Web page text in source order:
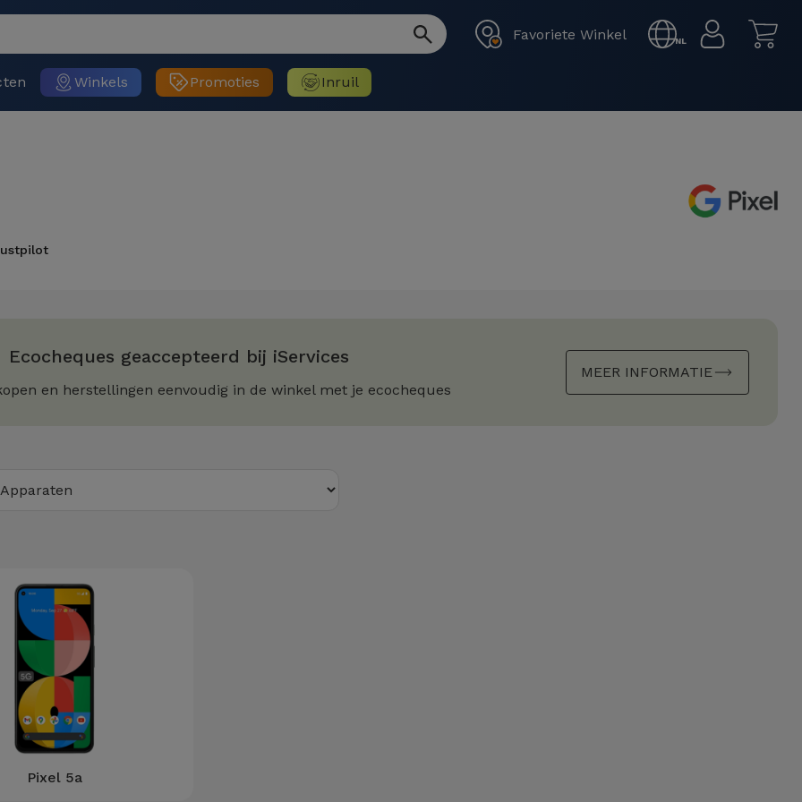
Favoriete Winkel NL
Winkels Promoties Inruil
Ecocheques geaccepteerd bij iServices
en herstellingen eenvoudig in de winkel met je ecocheques
MEER INFORMATIE
Pixel 5a